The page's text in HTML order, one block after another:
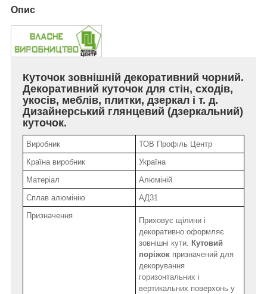
Опис
Куточок зовнішній декоративний чорний.
Декоративний куточок для стін, сходів,
укосів, меблів, плитки, дзеркал і т. д.
Дизайнерський глянцевий (дзеркальний)
куточок.
Виробник
ТОВ Профіль Центр
Країна виробник
Україна
Матеріал
Алюміній
Сплав алюмінію
АД31
Призначення
Приховує щілини і
декоративно оформляє
зовнішні кути. Кутовий
поріжок призначений для
декорування
горизонтальних і
вертикальних поверхонь у